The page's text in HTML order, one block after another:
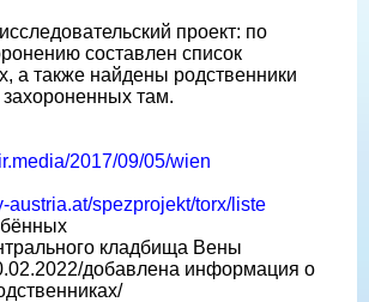
проект: по
составлен список
а также найдены родственники
захороненных там.
2017/09/05/wien
austria.at/spezprojekt/torx/liste
кладбища Вены
добавлена информация о